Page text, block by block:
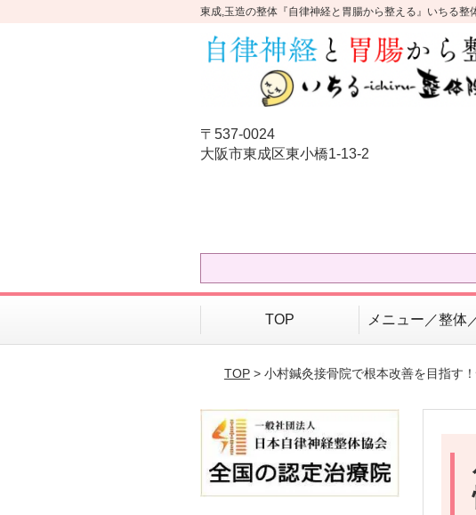
東成,玉造の整体『自律神経と胃腸から整える』いちる整
〒537-0024
大阪市東成区東小橋1-13-2
TOP メニュー／整体
TOP> 小村鍼灸接骨院で根本改善を目指す